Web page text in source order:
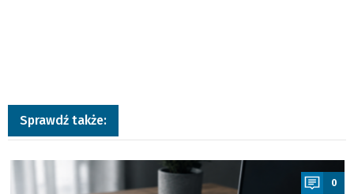
Sprawdź także:
a
0